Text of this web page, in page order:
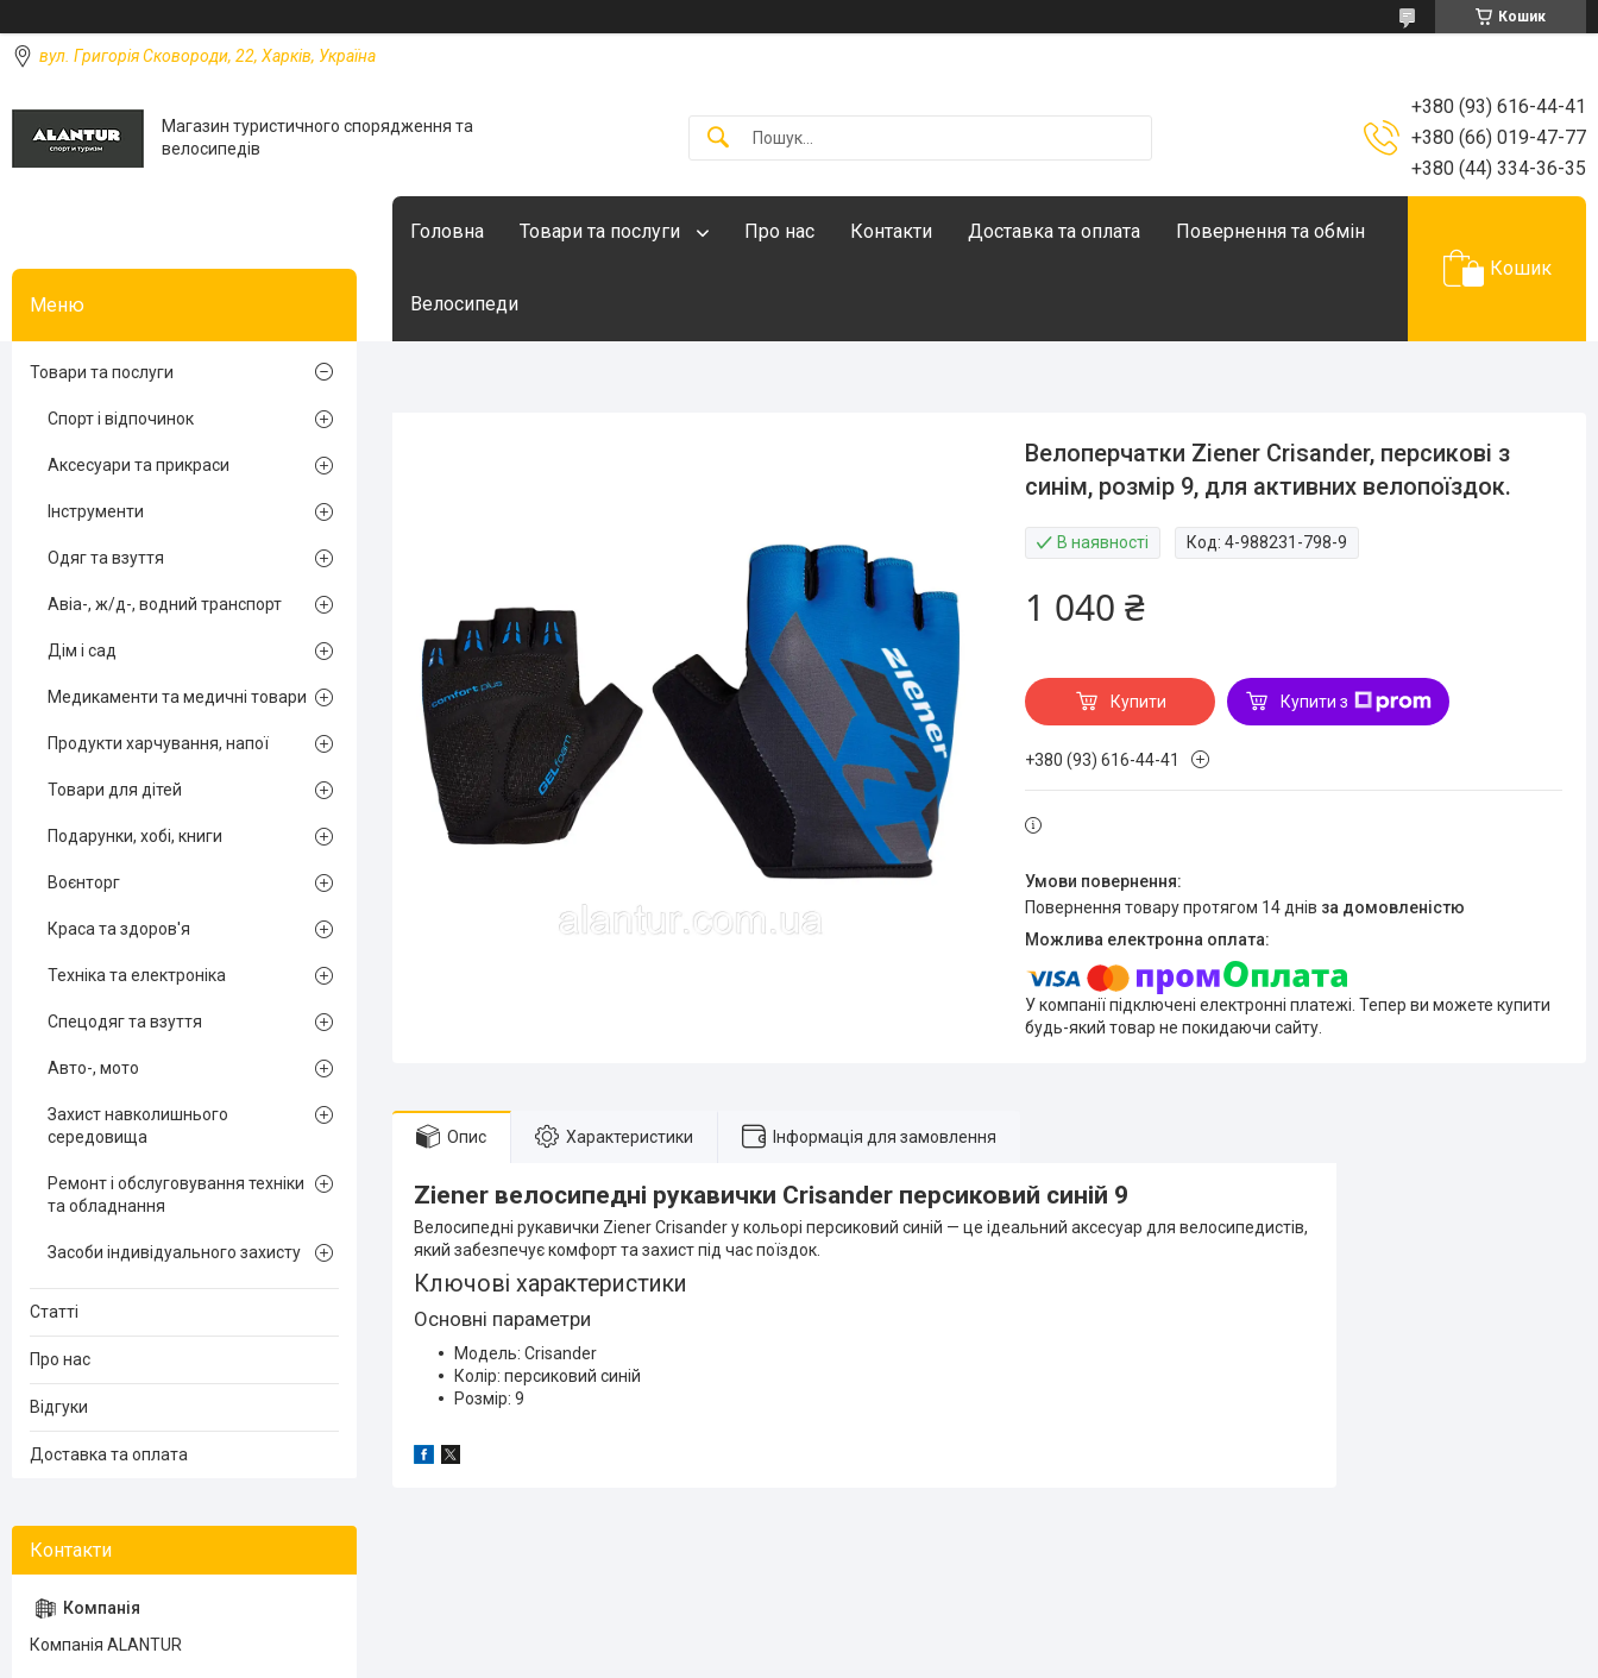
Кошик
вул. Григорія Сковороди, 22, Харків, Україна
Магазин туристичного спорядження та
велосипедів
+380 (93) 616-44-41
+380 (66) 019-47-77
+380 (44) 334-36-35
Головна Товари та послуги Про нас Контакти Доставка та оплата Повернення та обмін
Велосипеди
Кошик
Велоперчатки Ziener Crisander, персикові з
синім, розмір 9, для активних велопоїздок.
В наявності Код:4-988231-798-9
1 040 ₴
Купити Купити з
+380 (93) 616-44-41
повернення товару протягом 14 днів за домовленістю
У компанії підключені електронні платежі. Тепер ви можете купити
будь-який товар не покидаючи сайту.
Опис Характеристики Інформація для замовлення
Ziener велосипедні рукавички Crisander персиковий синій 9
Велосипедні рукавички Ziener Crisander у кольорі персиковий синій — це ідеальний аксесуар для велосипедистів,
який забезпечує комфорт та захист під час поїздок.
Ключові характеристики
Основні параметри
Модель: Crisander
Колір: персиковий синій
Розмір: 9
Товари та послуги
Спорт і відпочинок
Аксесуари та прикраси
Інструменти
Одяг та взуття
Авіа-, ж/д-, водний транспорт
Дім і сад
Медикаменти та медичні товари
Продукти харчування, напої
Товари для дітей
Подарунки, хобі, книги
Воєнторг
Краса та здоров'я
Техніка та електроніка
Спецодяг та взуття
Авто-, мото
Захист навколишнього
середовища
Ремонт і обслуговування техніки
та обладнання
Засоби індивідуального захисту
Статті
Про нас
Відгуки
Доставка та оплата
Компанія ALANTUR